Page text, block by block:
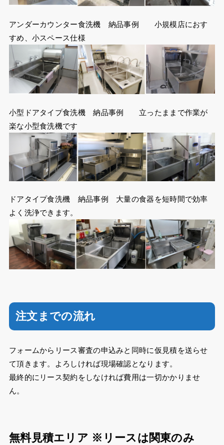
アンダーカウンター食洗機 納品事例 小規模店におす
すめ、小スペース仕様
小型ドアタイプ食洗機 納品事例 立ったままで作業が
楽な小型食洗機です
ドアタイプ食洗機 納品事例 大量の食器を短時間で効率
よく洗浄できます。
注文までの流れ
フォームからリース審査の申込みと同時に仮見積を送らせ
て頂きます。よろしければ現場確認となります。
最終的にリース契約をしなければ費用は一切かかりませ
ん。
無料見積エリア ※リースは関東のみ